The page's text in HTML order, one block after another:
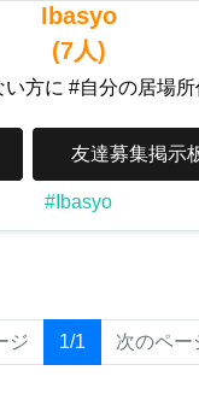
Ibasyo
(7人)
方に #自分の居場
友達募集掲示
#Ibasyo
ジ 1/1 (current)
次のペー